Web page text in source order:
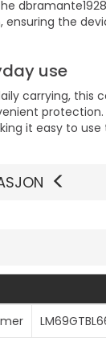
the
use
carrying, this
protection.
it easy to